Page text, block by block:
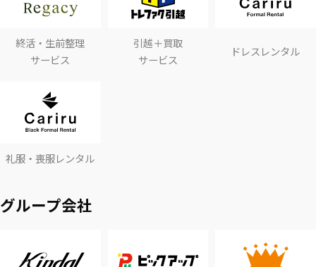
終活・生前整理
サービス
引越＋買取
サービス
ドレスレンタル
礼服・喪服レンタル
グループ会社